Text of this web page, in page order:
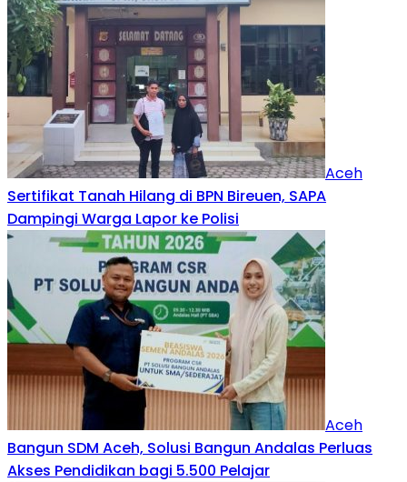
Aceh
Sertifikat Tanah Hilang di BPN Bireuen, SAPA
Dampingi Warga Lapor ke Polisi
Aceh
Bangun SDM Aceh, Solusi Bangun Andalas Perluas
Akses Pendidikan bagi 5.500 Pelajar